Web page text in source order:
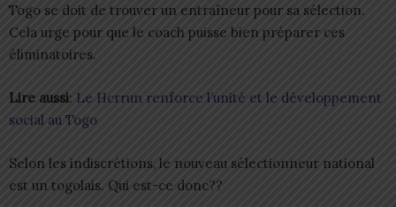
Togo se doit de trouver un entraîneur pour sa sélection.
Cela urge pour que le coach puisse bien préparer ces
éliminatoires.
Lire aussi: Le Hcrrun renforce l’unité et le développement
social au Togo
Selon les indiscrétions, le nouveau sélectionneur national
est un togolais. Qui est-ce donc??